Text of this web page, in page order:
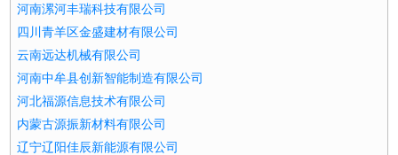
河南漯河丰瑞科技有限公司
四川青羊区金盛建材有限公司
云南远达机械有限公司
河南中牟县创新智能制造有限公司
河北福源信息技术有限公司
内蒙古源振新材料有限公司
辽宁辽阳佳辰新能源有限公司